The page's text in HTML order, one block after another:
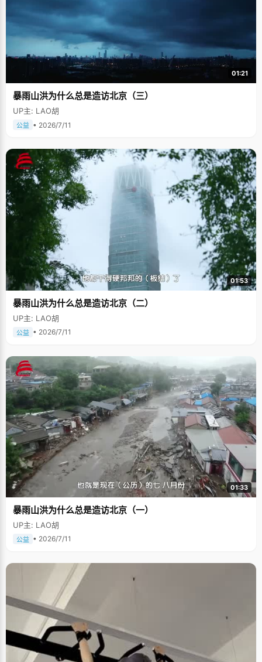
01:21
暴雨山洪为什么总是造访北京（三）
UP主: LAO胡
公益 • 2026/7/11
01:53
暴雨山洪为什么总是造访北京（二）
UP主: LAO胡
公益 • 2026/7/11
01:33
暴雨山洪为什么总是造访北京（一）
UP主: LAO胡
公益 • 2026/7/11